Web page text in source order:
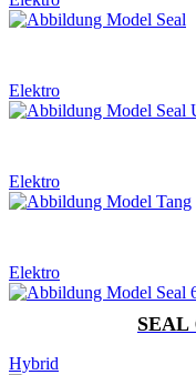
Elektro
Elektro
Elektro
SEAL
Hybrid